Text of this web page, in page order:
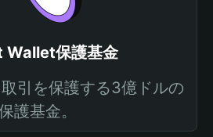
Wallet保護基金
引を保護する3億ドルの
護基金。